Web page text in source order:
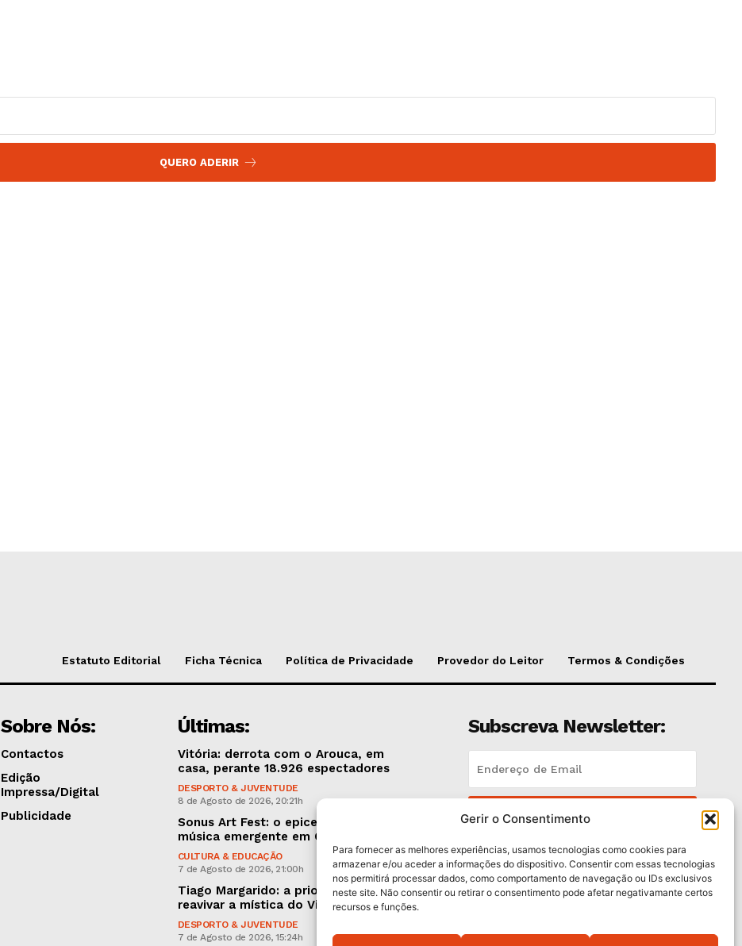
Gerir o Consentimento
Para fornecer as melhores experiências, usamos tecnologias como cookies para
armazenar e/ou aceder a informações do dispositivo. Consentir com essas tecnologias
nos permitirá processar dados, como comportamento de navegação ou IDs exclusivos
neste site. Não consentir ou retirar o consentimento pode afetar negativamante certos
recursos e funções.
QUERO ADERIR
Estatuto Editorial Ficha Técnica Política de Privacidade Provedor do Leitor Termos & Condições
Sobre Nós:
Contactos
Edição
Impressa/Digital
Publicidade
Últimas:
Vitória: derrota com o Arouca, em
casa, perante 18.926 espectadores
DESPORTO & JUVENTUDE
8 de Agosto de 2026, 20:21h
Sonus Art Fest: o epicentro da
música emergente em Outubro
CULTURA & EDUCAÇÃO
7 de Agosto de 2026, 21:00h
Tiago Margarido: a prioridade “é
reavivar a mística do Vitória”
DESPORTO & JUVENTUDE
7 de Agosto de 2026, 15:24h
Subscreva Newsletter:
QUERO ADERIR
Li e aceito aPolítica de Privacidade .